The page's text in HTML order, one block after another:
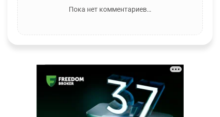
Пока нет комментариев…